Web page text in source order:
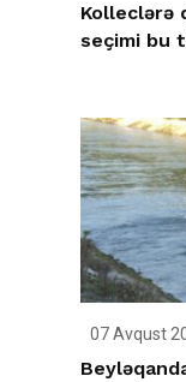
Kolleclərə
seçimi bu
07 Avqust